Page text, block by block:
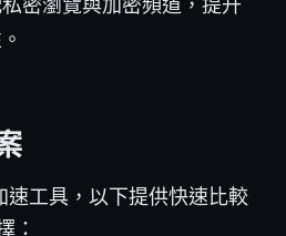
速工具，以下提供快速比較
：